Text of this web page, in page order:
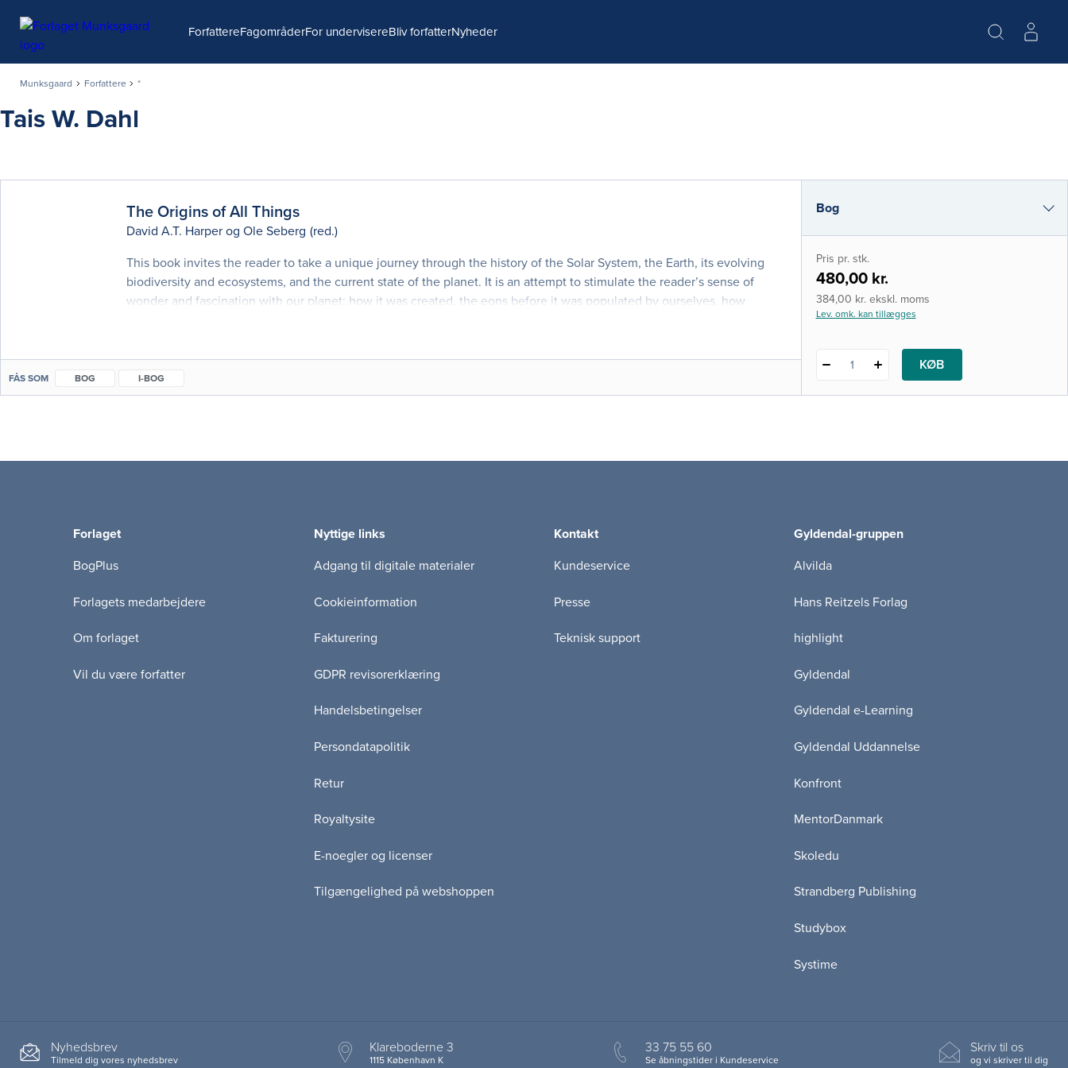
ForfattereFagområderFor undervisereBliv forfatterNyheder
Munksgaard Forfattere *
Tais W. Dahl
The Origins of All Things
David A.T. Harper og Ole Seberg (red.)
This book invites the reader to take a unique journey through the history of the Solar System, the Earth, its evolving
biodiversity and ecosystems, and the current state of the planet. It is an attempt to stimulate the reader’s sense of
wonder and fascination with our planet: how it was created, the eons before it was populated by ourselves, how
FÅS SOM BOG I-BOG
Bog
i-bog
Pris pr. stk.
480,00 kr.
384,00 kr. ekskl. moms
Lev. omk. kan tillægges
1 KØB
Forlaget
BogPlus
Forlagets medarbejdere
Om forlaget
Vil du være forfatter
Nyttige links
Adgang til digitale materialer
Cookieinformation
Fakturering
GDPR revisorerklæring
Handelsbetingelser
Persondatapolitik
Retur
Royaltysite
E-noegler og licenser
Tilgængelighed på webshoppen
Kontakt
Kundeservice
Presse
Teknisk support
Gyldendal-gruppen
Alvilda
Hans Reitzels Forlag
highlight
Gyldendal
Gyldendal e-Learning
Gyldendal Uddannelse
Konfront
MentorDanmark
Skoledu
Strandberg Publishing
Studybox
Systime
Nyhedsbrev
Tilmeld dig vores nyhedsbrev
Klareboderne 3
1115 København K
33 75 55 60
Se åbningstider i Kundeservice
Skriv til os
og vi skriver til dig